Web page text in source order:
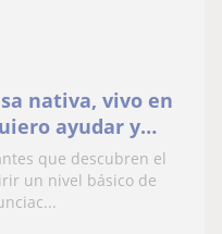
nativa, vivo en
ayudar y
lo necesita
que descubren el
un nivel básico de